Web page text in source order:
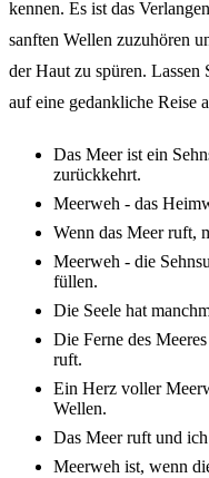
kennen. Es ist das
sanf­ten Wellen zuzu­hö­ren
der Haut zu spüren. Lassen
auf eine gedank­li­che Reise
Das Meer ist ein
zurück­kehrt.
Meer­weh - das
Wenn das Meer ruft,
Meer­weh - die
füllen.
Die Seele hat
Die Ferne des
ruft.
Ein Herz voller
Wellen.
Das Meer ruft und ich
Meer­weh ist, wenn